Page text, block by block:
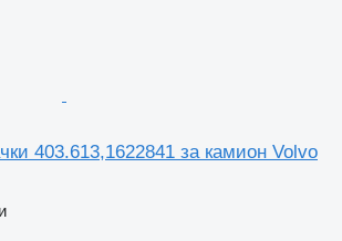
403.613,1622841 за камион Volvo